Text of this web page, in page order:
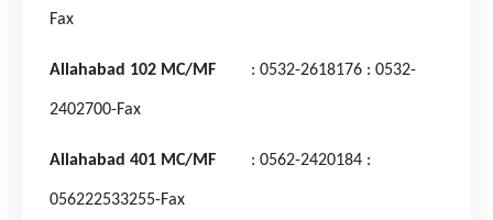
Fax
Allahabad 102 MC/MF : 0532-2618176 : 0532-
2402700-Fax
Allahabad 401 MC/MF : 0562-2420184 :
056222533255-Fax